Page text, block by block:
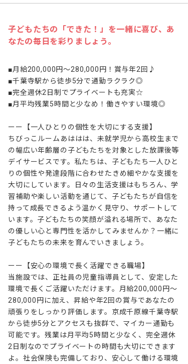
子どもたちの「できた！」を一緒に喜び、あ
なたの毎日を彩りましょう。
■月給200,000円～280,000円！賞与年2回♪
■千葉寺駅から徒歩5分で通勤ラクラク◎
■完全週休2日制でプライベートも充実☆
■月平均残業5時間と少なめ！働きやすい環境◎
ーー【一人ひとりの個性を大切にする支援】
ちびっこルームあははは、未就学児から高校生まで
の幅広い年齢層の子どもたちを対象とした放課後等
デイサービスです。私たちは、子どもたち一人ひと
りの個性や発達段階に合わせたきめ細やかな支援を
大切にしています。日々の生活支援はもちろん、学
習補助や楽しい活動を通じて、子どもたちが自信を
持って成長できるよう温かく見守り、サポートして
います。子どもたちの笑顔が溢れる場所で、あなた
の優しい心と専門性を活かしてみませんか？一緒に
子どもたちの未来を育んでいきましょう。
ーー【安心の環境で長く活躍できる職場】
当施設では、正社員の児童指導員として、安定した
環境で長くご活躍いただけます。月給200,000円～
280,000円に加え、昇給や年2回の賞与であなたの
頑張りをしっかり評価します。京成千原線千葉寺駅
から徒歩5分とアクセスも抜群で、マイカー通勤も
可能です。残業は月平均5時間と少なく、完全週休
2日制なのでプライベートの時間も大切にできます
よ。社会保険も完備しており、安心して働ける環境